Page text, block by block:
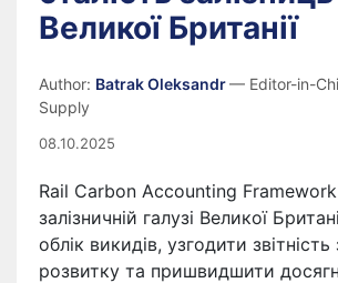
Великої Британії
Author: Batrak Oleksandr— Editor-in-
Supply
08.10.2025
Rail Carbon Accounting
залізничній галузі Великої
облік викидів, узгодити звітність
розвитку та пришвидшити